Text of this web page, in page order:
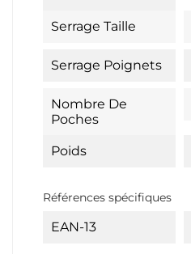
Serrage Taille
Serrage Poignets
Nombre De
Poches
Poids
Références spécifiques
EAN-13